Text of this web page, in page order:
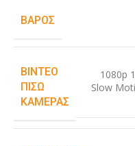
ΒΆΡΟΣ
ΒΊΝΤΕΟ
ΠΊΣΩ
ΚΆΜΕΡΑΣ
1080p
Slow